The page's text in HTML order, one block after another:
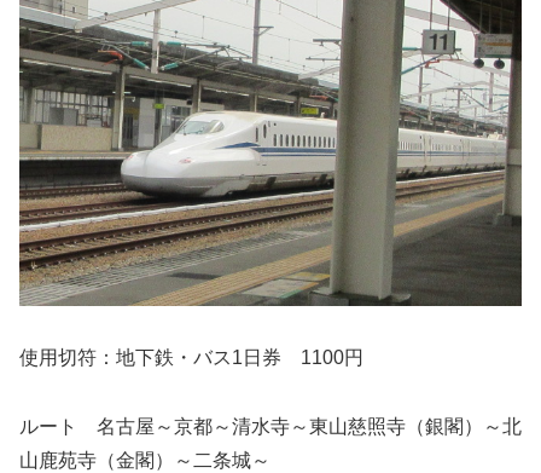
使用切符：地下鉄・バス1日券 1100円
ルート 名古屋～京都～清水寺～東山慈照寺（銀閣）～北
山鹿苑寺（金閣）～二条城～